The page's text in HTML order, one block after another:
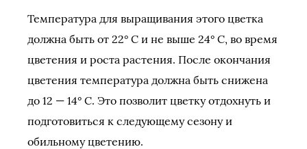
Температура для выращивания этого цветка
должна быть от 22° С и не выше 24° С, во время
цветения и роста растения. После окончания
цветения температура должна быть снижена
до 12 — 14° С. Это позволит цветку отдохнуть и
подготовиться к следующему сезону и
обильному цветению.